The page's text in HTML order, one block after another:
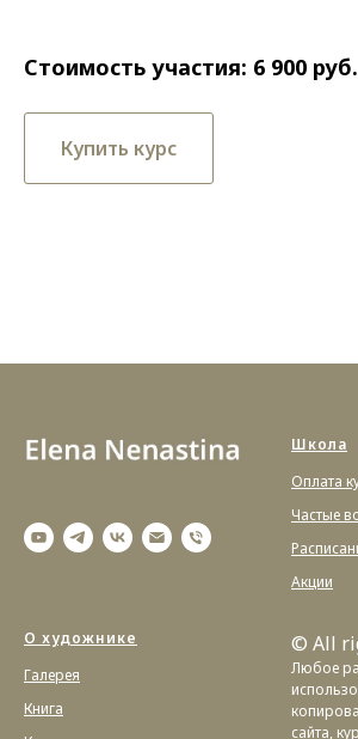
Стоимость участия: 6 900 руб.
Купить курс
Школа
Оплата
Частые
Акции
О художнике
Галерея
Книга
© All
Любое
сайта,